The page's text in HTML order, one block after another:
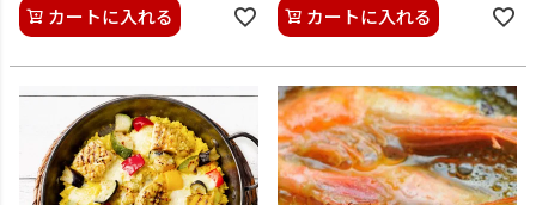
カートに入れる カートに入れる